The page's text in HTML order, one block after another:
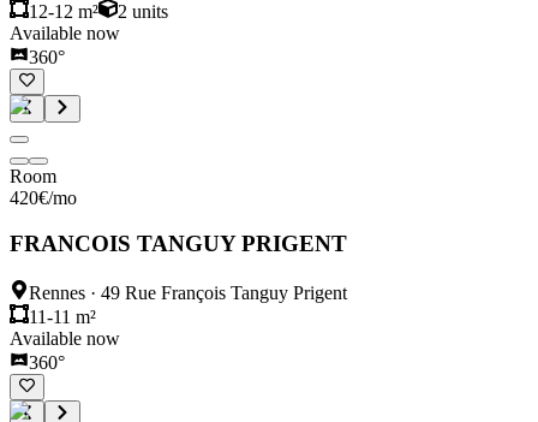
12-12 m²
2 units
Available now
360°
Room
420€/mo
FRANCOIS TANGUY PRIGENT
Rennes · 49 Rue François Tanguy Prigent
11-11 m²
Available now
360°